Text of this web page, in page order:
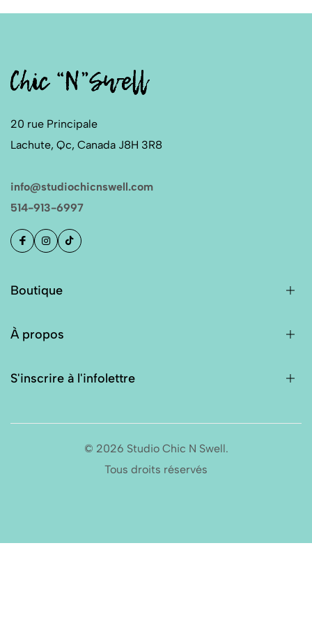
20 rue Principale
Lachute, Qc, Canada J8H 3R8
info@studiochicnswell.com
514-913-6997
Boutique
À propos
S'inscrire à l'infolettre
© 2026 Studio Chic N Swell.
Tous droits réservés